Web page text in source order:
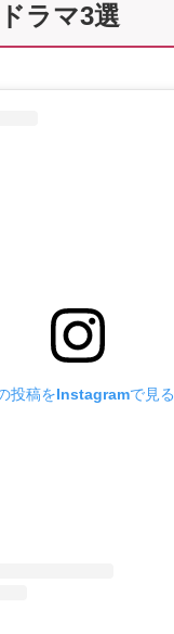
ラマ3選
投稿をInstagramで見る